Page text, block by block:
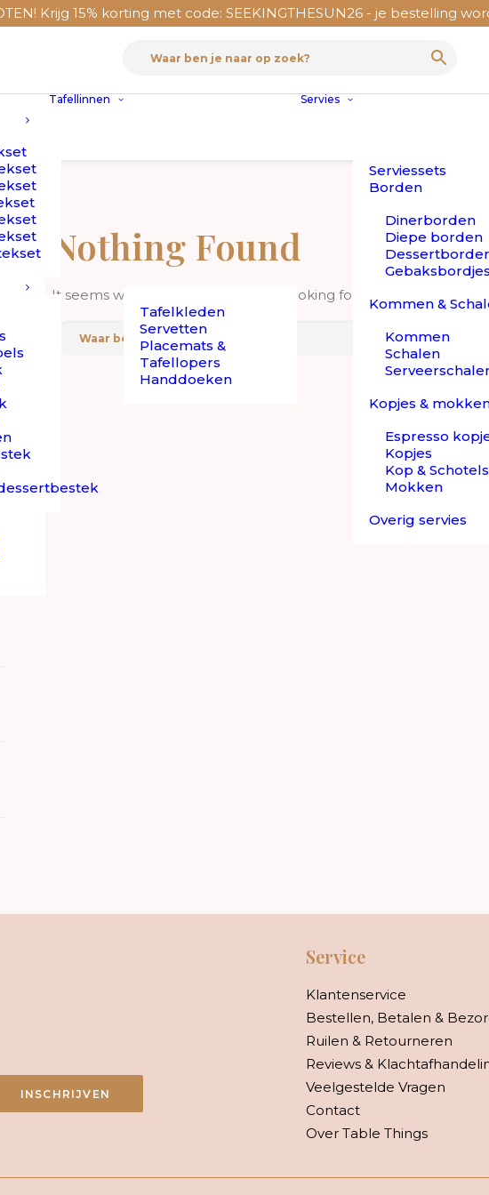
Krijg 15% korting met code: SEEKINGTHESUN26 - je bestelling
Tafellinnen
Tafelkleden
Servetten
Placemats &
Tafellopers
Handdoeken
Servies
Serviessets
Borden
Dinerborden
Diepe borden
Gebaksbordjes
Kommen &
Kommen
Schalen
Kopjes &
Espresso
Kopjes
Kop & Schotels
Mokken
Overig servies
Nothing Found
It seems we can’t find what you’re looking for. Perhaps
INSCHRIJVEN
Service
Klantenservice
Bestellen, Betalen &
Ruilen & Retourneren
Reviews &
Veelgestelde Vragen
Contact
Over Table Things